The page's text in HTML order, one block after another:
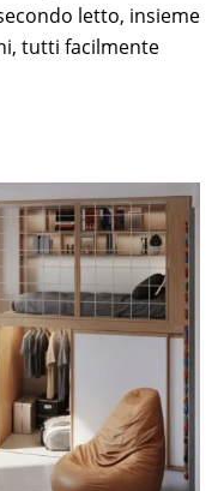
letto, insieme
tutti facilmente